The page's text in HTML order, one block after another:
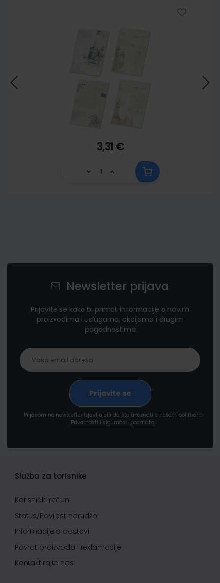
3,31 €
Newsletter prijava
Prijavite se kako bi primali informacije o novim
proizvodima i uslugama, akcijama i drugim
pogodnostima
Prijavom na newsletter izjavljujete da ste upoznati s našom politikom
Privatnosti i sigurnosti podataka
Služba za korisnike
Korisnički račun
Status/Povijest narudžbi
Informacije o dostavi
Povrat proizvoda i reklamacije
Kontaktirajte nas